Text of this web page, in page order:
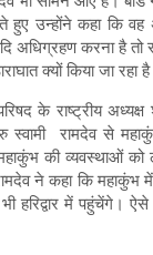
हुए उन्होंने कहा कि
अधिग्रहण करना है तो
क्यों किया जा रहा
के राष्ट्रीय अध्यक्ष
स्वामी रामदेव से
की व्यवस्थाओं को
ने कहा कि महाकुंभ
हरिद्वार में पहुंचेंगे।